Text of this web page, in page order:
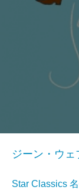
ジーン・ウ
Star Classics